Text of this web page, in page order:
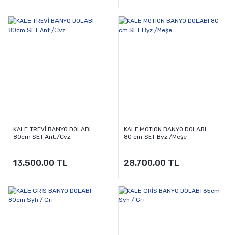
KALE TREVİ BANYO DOLABI
80cm SET Ant./Cvz.
13.500,00 TL
KALE MOTION BANYO DOLABI
80 cm SET Byz./Meşe
28.700,00 TL